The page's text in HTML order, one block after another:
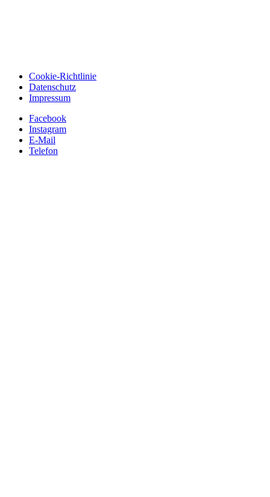
Cookie-Richtlinie
Datenschutz
Impressum
Facebook
Instagram
E-Mail
Telefon